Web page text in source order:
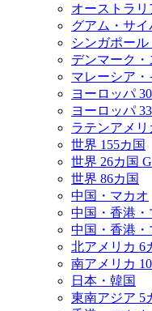
オーストラ
グアム・サイ
シンガポー
デンマーク
マレーシア
ヨーロッパ
ヨーロッパ
ラテンアメリ
世界 155カ国
世界 26カ国
世界 86カ国
中国・マカオ
中国・香港・
中国・香港
北アメリカ 6
南アメリカ
日本・韓国
東南アジア 5